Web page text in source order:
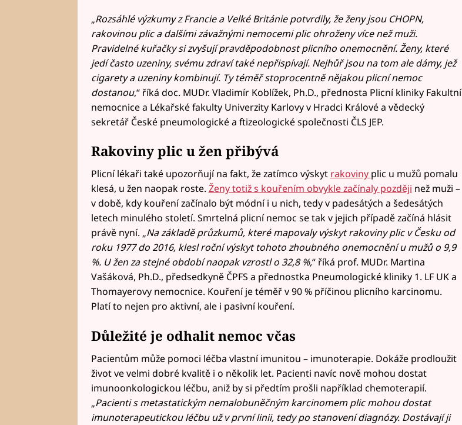
„Rozsáhlé výzkumy z Francie a Velké Británie potvrdily, že ženy jsou CHOPN,
rakovinou plic a dalšími závažnými nemocemi plic ohroženy více než muži.
Pravidelné kuřačky si zvyšují pravděpodobnost plicního onemocnění. Ženy, které
jedí často uzeniny, svému zdraví také nepřispívají. Nejhůř jsou na tom ale dámy, jež
cigarety a uzeniny kombinují. Ty téměř stoprocentně nějakou plicní nemoc
dostanou,“ říká doc. MUDr. Vladimír Koblížek, Ph.D., přednosta Plicní kliniky Fakultní
nemocnice a Lékařské fakulty Univerzity Karlovy v Hradci Králové a vědecký
sekretář České pneumologické a ftizeologické společnosti ČLS JEP.
Rakoviny plic u žen přibývá
Plicní lékaři také upozorňují na fakt, že zatímco výskyt rakoviny plic u mužů pomalu
klesá, u žen naopak roste. Ženy totiž s kouřením obvykle začínaly později než muži –
v době, kdy kouření začínalo být módní i u nich, tedy v padesátých a šedesátých
letech minulého století. Smrtelná plicní nemoc se tak v jejich případě začíná hlásit
právě nyní. „Na základě průzkumů, které mapovaly výskyt rakoviny plic v Česku od
roku 1977 do 2016, klesl roční výskyt tohoto zhoubného onemocnění u mužů o 9,9
%. U žen za stejné období naopak vzrostl o 32,8 %,“ říká prof. MUDr. Martina
Vašáková, Ph.D., předsedkyně ČPFS a přednostka Pneumologické kliniky 1. LF UK a
Thomayerovy nemocnice. Kouření je téměř v 90 % příčinou plicního karcinomu.
Platí to nejen pro aktivní, ale i pasivní kouření.
Důležité je odhalit nemoc včas
Pacientům může pomoci léčba vlastní imunitou – imunoterapie. Dokáže prodloužit
život ve velmi dobré kvalitě i o několik let. Pacienti navíc nově mohou dostat
imunoonkologickou léčbu, aniž by si předtím prošli například chemoterapií.
„Pacienti s metastatickým nemalobuněčným karcinomem plic mohou dostat
imunoterapeutickou léčbu už v první linii, tedy po stanovení diagnózy. Dostávají ji